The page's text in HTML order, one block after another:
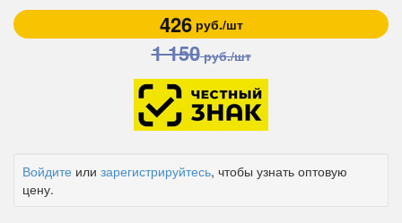
426руб./шт
1 150руб./шт
Войдите или зарегистрируйтесь, чтобы узнать оптовую
цену.